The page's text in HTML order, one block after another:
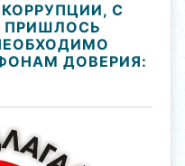
С
ПРИШЛОСЬ
ДОВЕРИЯ: